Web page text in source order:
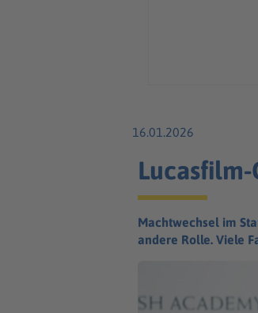
16.01.2026
Machtwechsel im
andere Rolle. Viele